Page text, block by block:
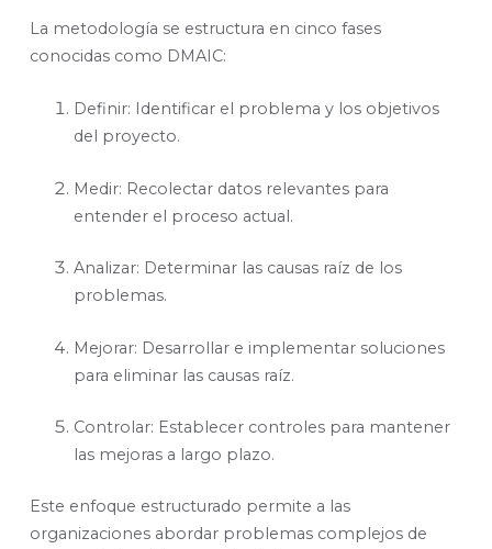
La metodología se estructura en cinco fases
conocidas como DMAIC:
Definir: Identificar el problema y los objetivos
del proyecto.
Medir: Recolectar datos relevantes para
entender el proceso actual.
Analizar: Determinar las causas raíz de los
problemas.
Mejorar: Desarrollar e implementar soluciones
para eliminar las causas raíz.
Controlar: Establecer controles para mantener
las mejoras a largo plazo.
Este enfoque estructurado permite a las
organizaciones abordar problemas complejos de